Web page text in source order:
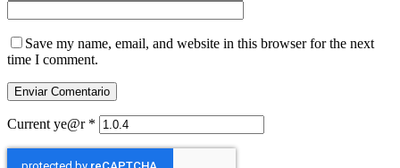
Save my name, email, and website in this browser for the next
time I comment.
Current ye@r *